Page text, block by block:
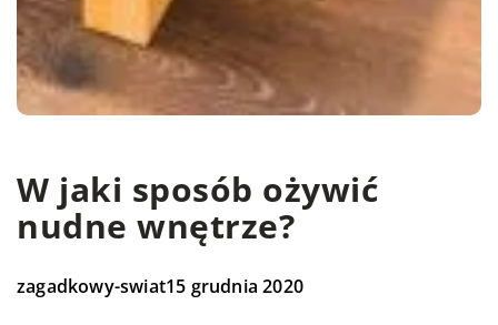
W jaki sposób ożywić
nudne wnętrze?
zagadkowy-swiat15 grudnia 2020